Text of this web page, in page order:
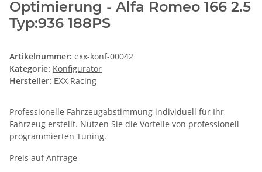
Optimierung - Alfa Romeo 166 2.5
Typ:936 188PS
Artikelnummer: exx-konf-00042
Kategorie: Konfigurator
Hersteller: EXX Racing
Professionelle Fahrzeugabstimmung individuell für Ihr
Fahrzeug erstellt. Nutzen Sie die Vorteile von professionell
programmierten Tuning.
Preis auf Anfrage